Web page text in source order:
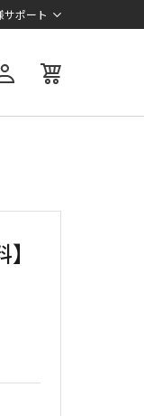
サポート